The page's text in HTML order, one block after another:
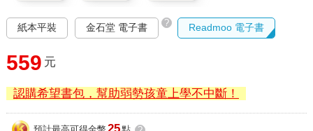
紙本平裝 金石堂 電子書 ? Readmoo 電子書
559 元
認購希望書包，幫助弱勢孩童上學不中斷！